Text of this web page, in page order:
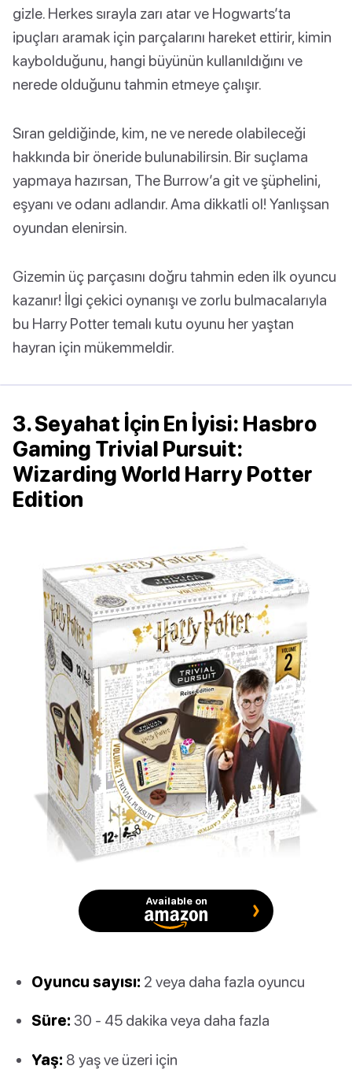
gizle. Herkes sırayla zarı atar ve Hogwarts’ta
ipuçları aramak için parçalarını hareket ettirir, kimin
kaybolduğunu, hangi büyünün kullanıldığını ve
nerede olduğunu tahmin etmeye çalışır.
Sıran geldiğinde, kim, ne ve nerede olabileceği
hakkında bir öneride bulunabilirsin. Bir suçlama
yapmaya hazırsan, The Burrow’a git ve şüphelini,
eşyanı ve odanı adlandır. Ama dikkatli ol! Yanlışsan
oyundan elenirsin.
Gizemin üç parçasını doğru tahmin eden ilk oyuncu
kazanır! İlgi çekici oynanışı ve zorlu bulmacalarıyla
bu Harry Potter temalı kutu oyunu her yaştan
hayran için mükemmeldir.
3. Seyahat İçin En İyisi: Hasbro
Gaming Trivial Pursuit:
Wizarding World Harry Potter
Edition
Available on
Oyuncu sayısı: 2 veya daha fazla oyuncu
Süre: 30 - 45 dakika veya daha fazla
Yaş: 8 yaş ve üzeri için